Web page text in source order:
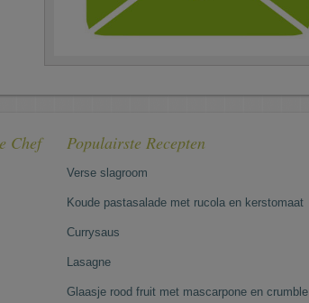
Chef
Populairste Recepten
Verse slagroom
Koude pastasalade met rucola en kerstomaat
Currysaus
Lasagne
Glaasje rood fruit met mascarpone en crumble